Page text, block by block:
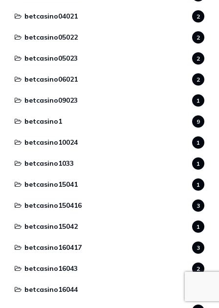
betcasino04021 2
betcasino05022 2
betcasino05023 2
betcasino06021 2
betcasino09023 1
betcasino1 9
betcasino10024 1
betcasino1033 1
betcasino15041 1
betcasino150416 3
betcasino15042 1
betcasino160417 3
betcasino16043 2
betcasino16044